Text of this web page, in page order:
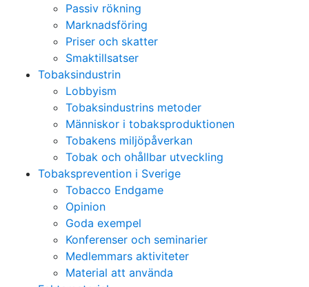
Passiv rökning
Marknadsföring
Priser och skatter
Smaktillsatser
Tobaksindustrin
Lobbyism
Tobaksindustrins metoder
Människor i tobaksproduktionen
Tobakens miljöpåverkan
Tobak och ohållbar utveckling
Tobaksprevention i Sverige
Tobacco Endgame
Opinion
Goda exempel
Konferenser och seminarier
Medlemmars aktiviteter
Material att använda